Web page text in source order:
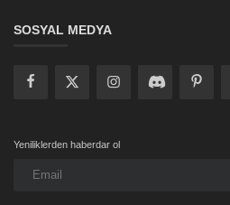
SOSYAL MEDYA
Yeniliklerden haberdar ol